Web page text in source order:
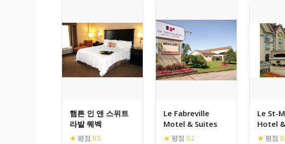
햄튼 인 앤 스위트
라발 퀘벡
★ 평점 8.5
Le Fabreville
Motel & Suites
★ 평점 9.2
Le St-
Hotel
★ 평점